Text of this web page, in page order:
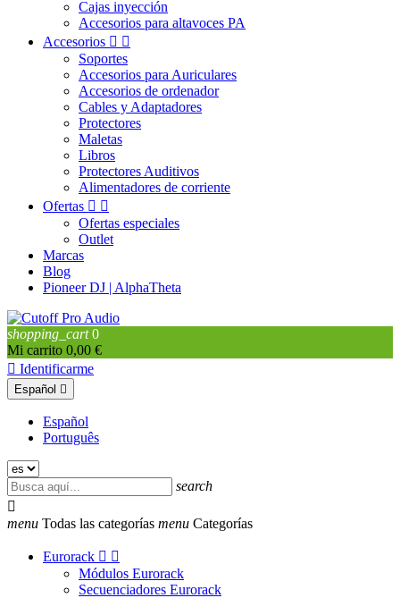
Cajas inyección
Accesorios para altavoces PA
Accesorios  
Soportes
Accesorios para Auriculares
Accesorios de ordenador
Cables y Adaptadores
Protectores
Maletas
Libros
Protectores Auditivos
Alimentadores de corriente
Ofertas  
Ofertas especiales
Outlet
Marcas
Blog
Pioneer DJ | AlphaTheta
shopping_cart 0
Mi carrito 0,00 €
 Identificarme
Español 
Español
Português
search

menu Todas las categorías menu Categorías
Eurorack  
Módulos Eurorack
Secuenciadores Eurorack